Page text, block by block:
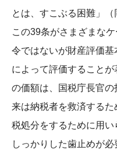
とは、すこぶる困難」（
この39条がさまざまな
令ではないが財産評価
によって評価すること
の価額は、国税庁長官
来は納税者を救済する
税処分をするために用
しっかりした歯止めが必